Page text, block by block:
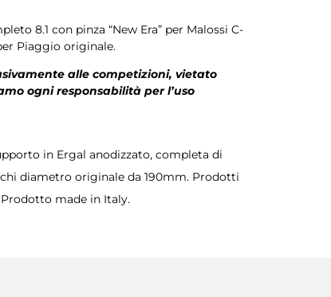
8.1 con pinza “New Era” per Malossi C-
Piaggio originale.
alle competizioni, vietato
ogni responsabilità per l’uso
in Ergal anodizzato, completa di
diametro originale da 190mm. Prodotti
made in Italy.